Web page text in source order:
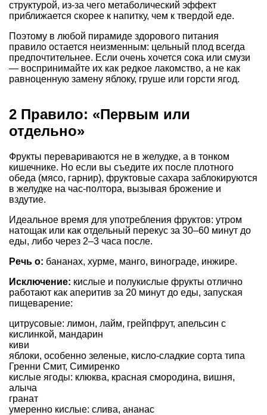
структурой, из-за чего метаболический эффект
приближается скорее к напитку, чем к твердой еде.
Поэтому в любой пирамиде здорового питания
правило остается неизменным: цельный плод всегда
предпочтительнее. Если очень хочется сока или смузи
— воспринимайте их как редкое лакомство, а не как
равноценную замену яблоку, груше или горсти ягод.
2 Правило: «Первым или
отдельно»
Фрукты перевариваются не в желудке, а в тонком
кишечнике. Но если вы съедите их после плотного
обеда (мясо, гарнир), фруктовые сахара заблокируются
в желудке на час-полтора, вызывая брожение и
вздутие.
Идеальное время для употребления фруктов: утром
натощак или как отдельный перекус за 30–60 минут до
еды, либо через 2–3 часа после.
Речь о: бананах, хурме, манго, винограде, инжире.
Исключение: кислые и полукислые фрукты отлично
работают как аперитив за 20 минут до еды, запуская
пищеварение:
цитрусовые: лимон, лайм, грейпфрут, апельсин с
кислинкой, мандарин
киви
яблоки, особенно зеленые, кисло-сладкие сорта типа
Гренни Смит, Симиренко
кислые ягоды: клюква, красная смородина, вишня,
алыча
гранат
умеренно кислые: слива, ананас